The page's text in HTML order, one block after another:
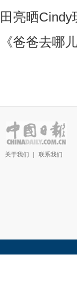
田亮晒
《爸爸去哪
关于我们 联系我们